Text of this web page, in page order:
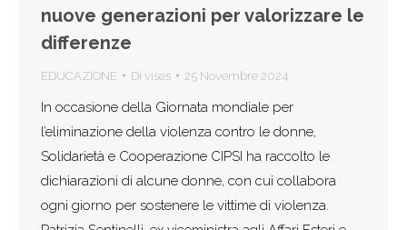
nuove generazioni per valorizzare le
differenze
EDUCAZIONE Di vises 25 Novembre 2024
In occasione della Giornata mondiale per
l’eliminazione della violenza contro le donne,
Solidarietà e Cooperazione CIPSI ha raccolto le
dichiarazioni di alcune donne, con cui collabora
ogni giorno per sostenere le vittime di violenza.